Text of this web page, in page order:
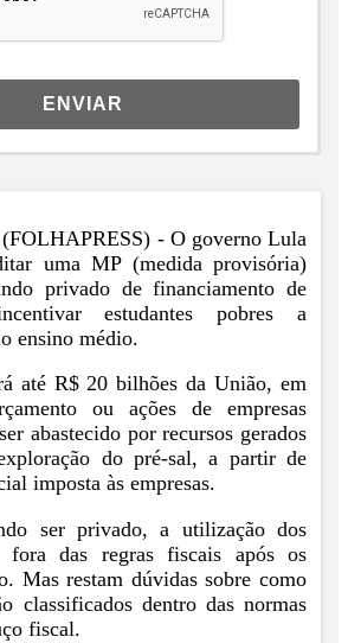
ENVIAR
- O governo Lula
uma MP (medida provisória)
privado de financiamento de
estudantes pobres a
ensino médio.
até R$ 20 bilhões da União, em
ou ações de empresas
abastecido por recursos gerados
do pré-sal, a partir de
imposta às empresas.
ser privado, a utilização dos
fora das regras fiscais após os
Mas restam dúvidas sobre como
classificados dentro das normas
fiscal.